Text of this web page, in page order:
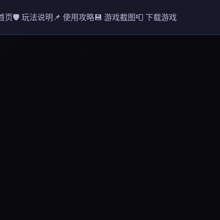
页🛡️ 玩法说明📌 使用攻略💾 游戏截图📮 下载游戏